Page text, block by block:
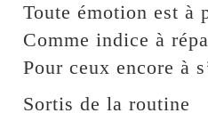
Toute émotion est à
Comme indice à
Pour ceux encore à
Sortis de la routine